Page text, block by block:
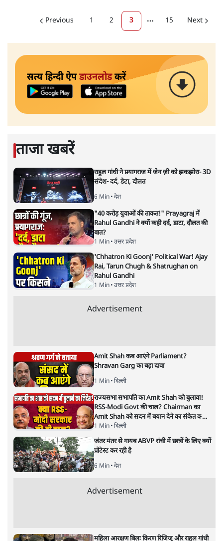
Previous 1 2 3 More pages
15 Next
सत्य हिन्दी ऐपडाउनलोडकरें
ताजा खबरें
राहुल गांधी ने प्रयागराज में जेन ज़ी को झकझोरा- 3D
संदेश- दर्द, डेटा, दौलत
6 Min• देश
"40 करोड़ युवाओं की ताकत!" Prayagraj में
Rahul Gandhi ने क्यों कही दर्द, डाटा, दौलत की
बात?
1 Min• उत्तर प्रदेश
'Chhatron Ki Goonj' Political War! Ajay
Rai, Tarun Chugh & Shatrughan on
Rahul Gandhi
1 Min• उत्तर प्रदेश
Advertisement
Amit Shah कब आएंगे Parliament?
Shravan Garg का बड़ा दावा
1 Min• दिल्ली
राज्यसभा सभापति का Amit Shah को बुलावा!
RSS-Modi Govt की चाल? Chairman का
Amit Shah को सदन में बयान देने का संकेत क्यों?
Senior journalist Vinod Agnihotri ने इसे
Modi Government और RSS की संभावित
strategy से जोड़कर बड़ा सवाल उठाया है।
1 Min• दिल्ली
जंतर मंतर से गायब ABVP रांची में छात्रों के लिए क्यों
प्रोटेस्ट कर रही है
6 Min• देश
Advertisement
महिला आरक्षण बिलः किरण रिजिजू और राहुल गांधी